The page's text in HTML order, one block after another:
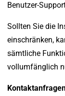
Benutzer-
Sollten Sie die
einschränken,
sämtliche
vollumfänglich